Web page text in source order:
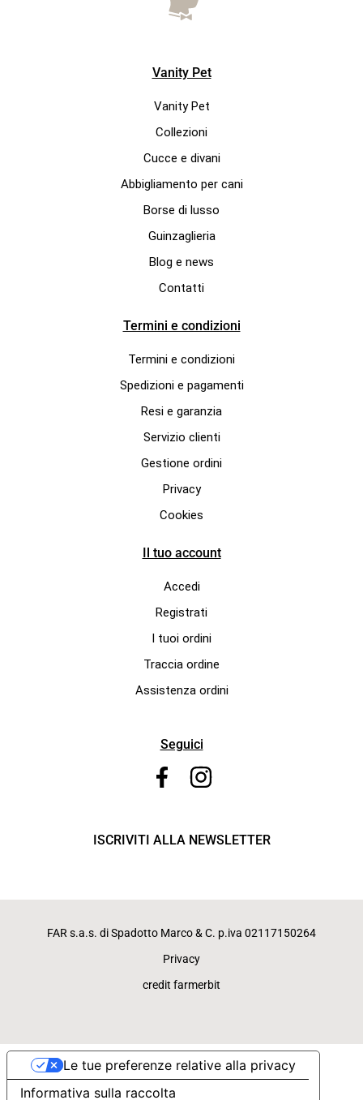
Vanity Pet
Vanity Pet
Collezioni
Cucce e divani
Abbigliamento per cani
Borse di lusso
Guinzaglieria
Blog e news
Contatti
Termini e condizioni
Termini e condizioni
Spedizioni e pagamenti
Resi e garanzia
Servizio clienti
Gestione ordini
Privacy
Cookies
Il tuo account
Accedi
Registrati
I tuoi ordini
Traccia ordine
Assistenza ordini
Seguici
ISCRIVITI ALLA NEWSLETTER
FAR s.a.s. di Spadotto Marco & C. p.iva 02117150264
Privacy
credit farmerbit
Informativa sulla raccolta
Le tue preferenze relative alla privacy